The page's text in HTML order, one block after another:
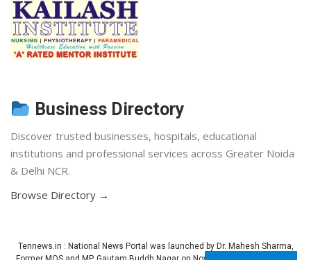
Business Directory
Discover trusted businesses, hospitals, educational
institutions and professional services across Greater Noida
& Delhi NCR.
Browse Directory →
Tennews.in : National News Portal was launched by Dr. Mahesh Sharma,